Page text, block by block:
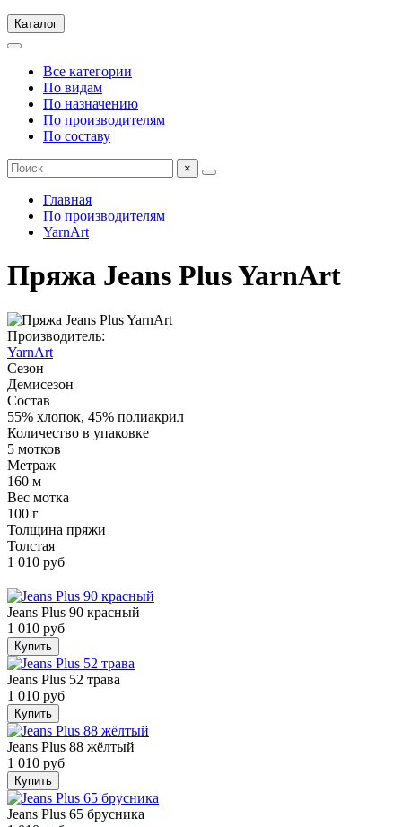
Каталог
Все категории
По видам
По назначению
По производителям
По составу
×
Главная
По производителям
YarnArt
Пряжа Jeans Plus YarnArt
Производитель:
YarnArt
Сезон
Демисезон
Состав
55% хлопок, 45% полиакрил
Количество в упаковке
5 мотков
Метраж
160 м
Вес мотка
100 г
Толщина пряжи
Толстая
1 010 руб
Jeans Plus 90 красный
1 010 руб
Купить
Jeans Plus 52 трава
1 010 руб
Купить
Jeans Plus 88 жёлтый
1 010 руб
Купить
Jeans Plus 65 брусника